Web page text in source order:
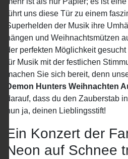
führt uns diese Tür zu einem
Superhelden der Musik ihre
hängen und Weihnachtsmützen
der perfekten Möglichkeit
für Musik mit der festlichen
machen Sie sich bereit, denn
Demon Hunters Weihnachten
darauf, dass du den Zauberstab
nun ja, deinen Lieblingsstift!
Ein Konzert der
Neon auf Schnee